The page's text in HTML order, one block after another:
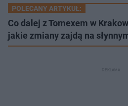
POLECANY ARTYKUŁ:
Co dalej z Tomexem w
jakie zmiany zajdą na